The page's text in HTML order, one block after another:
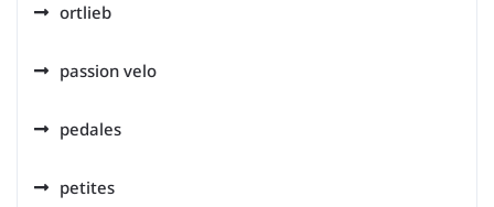
ortlieb
passion velo
pedales
petites